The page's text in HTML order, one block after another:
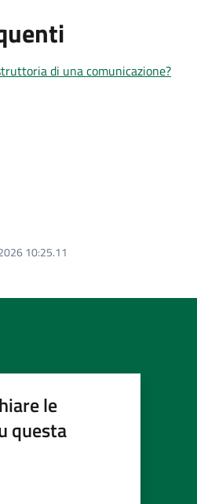
di una comunicazione?
10:25.11
le
questa